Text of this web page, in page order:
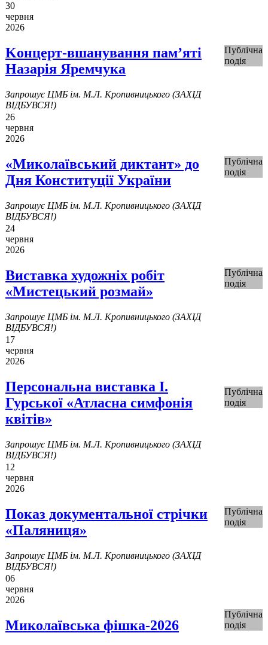
30
червня
2026
Kонцерт-вшанування пам’яті
Назарія Яремчука
Запрошує ЦМБ ім. М.Л. Кропивницького (ЗАХІД
ВІДБУВСЯ!)
Публічна
подія
26
червня
2026
«Миколаївський диктант» до
Дня Конституції України
Запрошує ЦМБ ім. М.Л. Кропивницького (ЗАХІД
ВІДБУВСЯ!)
Публічна
подія
24
червня
2026
Виставка художніх робіт
«Мистецький розмай»
Запрошує ЦМБ ім. М.Л. Кропивницького (ЗАХІД
ВІДБУВСЯ!)
Публічна
подія
17
червня
2026
Персональна виставка І.
Гурської «Атласна симфонія
квітів»
Запрошує ЦМБ ім. М.Л. Кропивницького (ЗАХІД
ВІДБУВСЯ!)
Публічна
подія
12
червня
2026
Показ документальної стрічки
«Паляниця»
Запрошує ЦМБ ім. М.Л. Кропивницького (ЗАХІД
ВІДБУВСЯ!)
Публічна
подія
06
червня
2026
Миколаївська фішка-2026
Публічна
подія